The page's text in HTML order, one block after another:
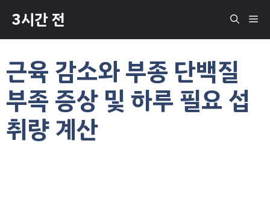
츠
건
3시간 전 메
근육 감소와 부종 단백질
부족 증상 및 하루 필요 섭
취량 계산